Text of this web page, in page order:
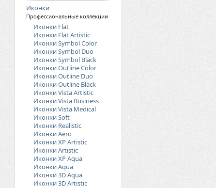
Иконки
Профессиональные коллекции
Иконки Flat
Иконки Flat Artistic
Иконки Symbol Color
Иконки Symbol Duo
Иконки Symbol Black
Иконки Outline Color
Иконки Outline Duo
Иконки Outline Black
Иконки Vista Artistic
Иконки Vista Business
Иконки Vista Medical
Иконки Soft
Иконки Realistic
Иконки Aero
Иконки XP Artistic
Иконки Artistic
Иконки XP Aqua
Иконки Aqua
Иконки 3D Aqua
Иконки 3D Artistic